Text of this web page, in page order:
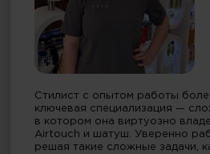
Стилист с опытом работы
ключевая специализация —
в котором она виртуозно
Airtouch и шатуш. Уверенно
решая такие сложные задачи,